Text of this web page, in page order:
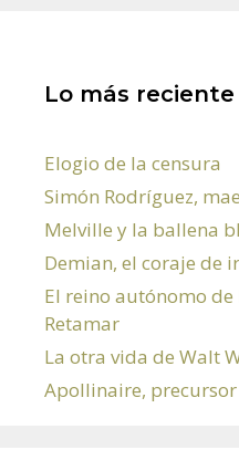
Lo más reciente
Elogio de la censura
Simón Rodríguez,
Melville y la ballena
Demian, el coraje de
El reino autónomo de
Retamar
La otra vida de Walt
Apollinaire,